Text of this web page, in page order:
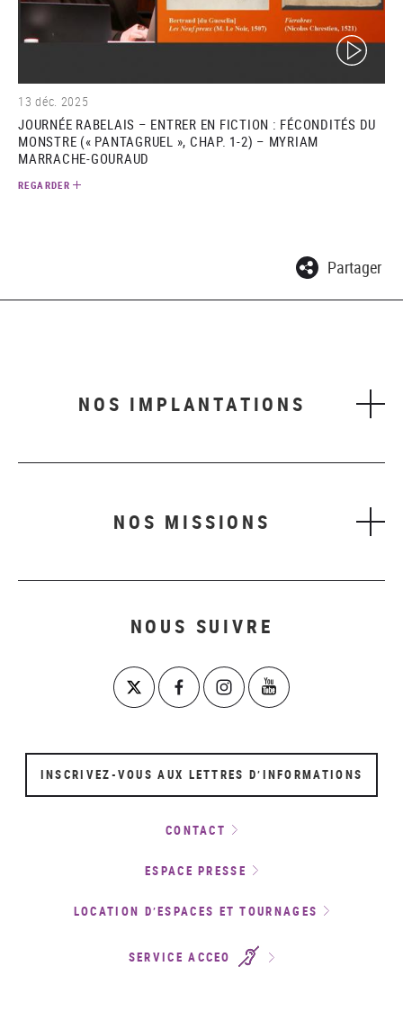
(video)
13 déc. 2025
JOURNÉE RABELAIS – ENTRER EN FICTION : FÉCONDITÉS DU
MONSTRE (« PANTAGRUEL », CHAP. 1-2) – MYRIAM
MARRACHE-GOURAUD
REGARDER
Partager
NOS IMPLANTATIONS
NOS MISSIONS
NOUS SUIVRE
INSCRIVEZ-VOUS AUX LETTRES D’INFORMATIONS
CONTACT
ESPACE PRESSE
LOCATION D’ESPACES ET TOURNAGES
SERVICE ACCEO